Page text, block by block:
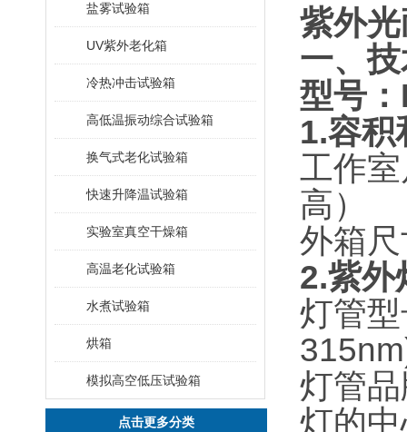
盐雾试验箱
UV紫外老化箱
冷热冲击试验箱
高低温振动综合试验箱
换气式老化试验箱
快速升降温试验箱
实验室真空干燥箱
高温老化试验箱
水煮试验箱
烘箱
模拟高空低压试验箱
点击更多分类
紫外
一、
型号
1.容积
工作
高）
外箱
2.紫外
灯管
灯管
灯的